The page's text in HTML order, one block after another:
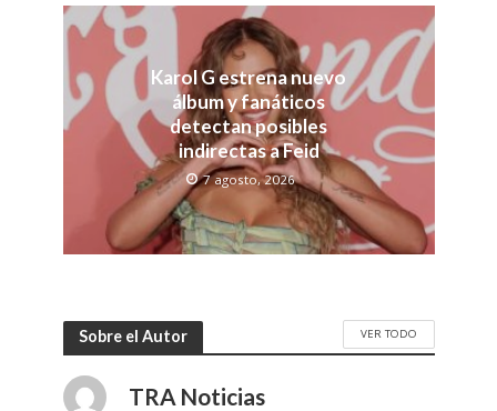
Karol G estrena nuevo
álbum y fanáticos
detectan posibles
indirectas a Feid
7 agosto, 2026
Sobre el Autor VER TODO
TRA Noticias